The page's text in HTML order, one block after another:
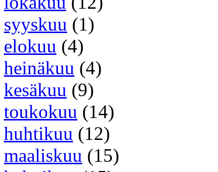
syyskuu (1)
elokuu (4)
heinäkuu (4)
kesäkuu (9)
toukokuu (14)
huhtikuu (12)
maaliskuu (15)